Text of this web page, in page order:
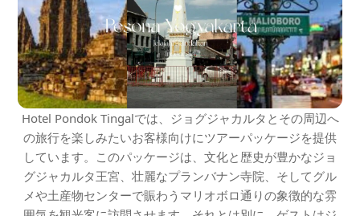
Hotel Pondok Tingalでは、ジョグジャカルタとその周辺へ
の旅行を楽しみたいお客様向けにツアーパッケージを提供
しています。このパッケージは、文化と歴史が豊かなジョ
グジャカルタ王宮、壮麗なプランバナン寺院、そしてグル
メや土産物センターで賑わうマリオボロ通りの象徴的な雰